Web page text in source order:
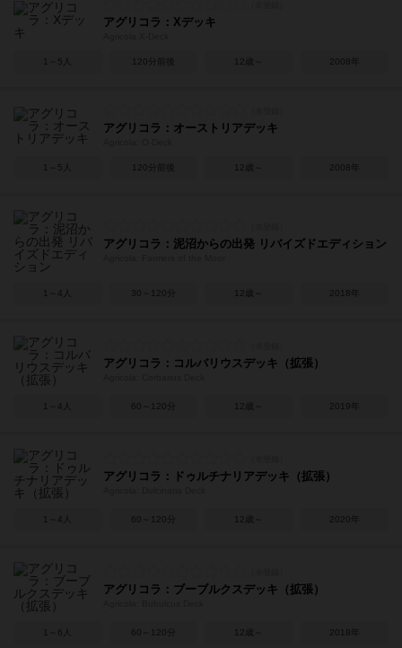
アグリコラ：Xデッキ
1～5人 120分前後 12歳～ 2008年
アグリコラ：オーストリアデッキ
1～5人 120分前後 12歳～ 2008年
アグリコラ：泥沼からの出発 リバイズドエディション
1～4人 30～120分 12歳～ 2018年
アグリコラ：コルバリウスデッキ（拡張）
1～4人 60～120分 12歳～ 2019年
アグリコラ：ドゥルチナリアデッキ（拡張）
1～4人 60～120分 12歳～ 2020年
アグリコラ：ブーブルクスデッキ（拡張）
1～6人 60～120分 12歳～ 2018年